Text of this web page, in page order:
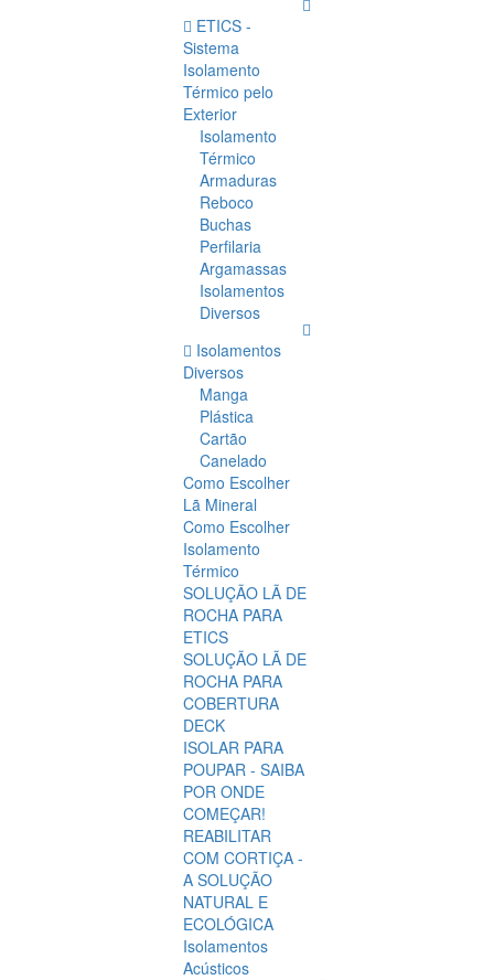
ETICS -
Sistema
Isolamento
Térmico pelo
Exterior
Isolamento
Térmico
Armaduras
Reboco
Buchas
Perfilaria
Argamassas
Isolamentos
Diversos
Isolamentos
Diversos
Manga
Plástica
Cartão
Canelado
Como Escolher
Lã Mineral
Como Escolher
Isolamento
Térmico
SOLUÇÃO LÃ DE
ROCHA PARA
ETICS
SOLUÇÃO LÃ DE
ROCHA PARA
COBERTURA
DECK
ISOLAR PARA
POUPAR - SAIBA
POR ONDE
COMEÇAR!
REABILITAR
COM CORTIÇA -
A SOLUÇÃO
NATURAL E
ECOLÓGICA
Isolamentos
Acústicos